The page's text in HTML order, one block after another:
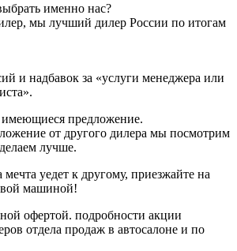
именно нас?
мы лучший дилер России по итогам
и надбавок за «услуги менеджера или
предложение.
от другого дилера мы посмотрим
лучше.
уедет к другому, приезжайте на
машиной!
офертой. подробности акции
отдела продаж в автосалоне и по